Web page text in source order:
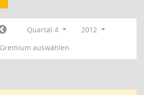
Quartal 4
2012
Gremium auswählen